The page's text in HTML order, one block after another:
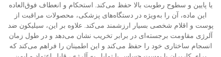
یا پایین و سطوح رطوبت بالا حفظ می‌کند. استحکام و انعطاف فوق‌العاده
این ماده، آن را به‌ویژه در دستگاه‌های پزشکی، محصولات مراقبت از
پوست و اقلام شخصی بسیار ارزشمند می‌کند. علاوه بر این، سیلیکون ضد
آلرژی مقاومت برجسته‌ای در برابر تخریب نشان می‌دهد و در طول زمان
انسجام ساختاری خود را حفظ می‌کند و این اطمینان را فراهم می‌کند که